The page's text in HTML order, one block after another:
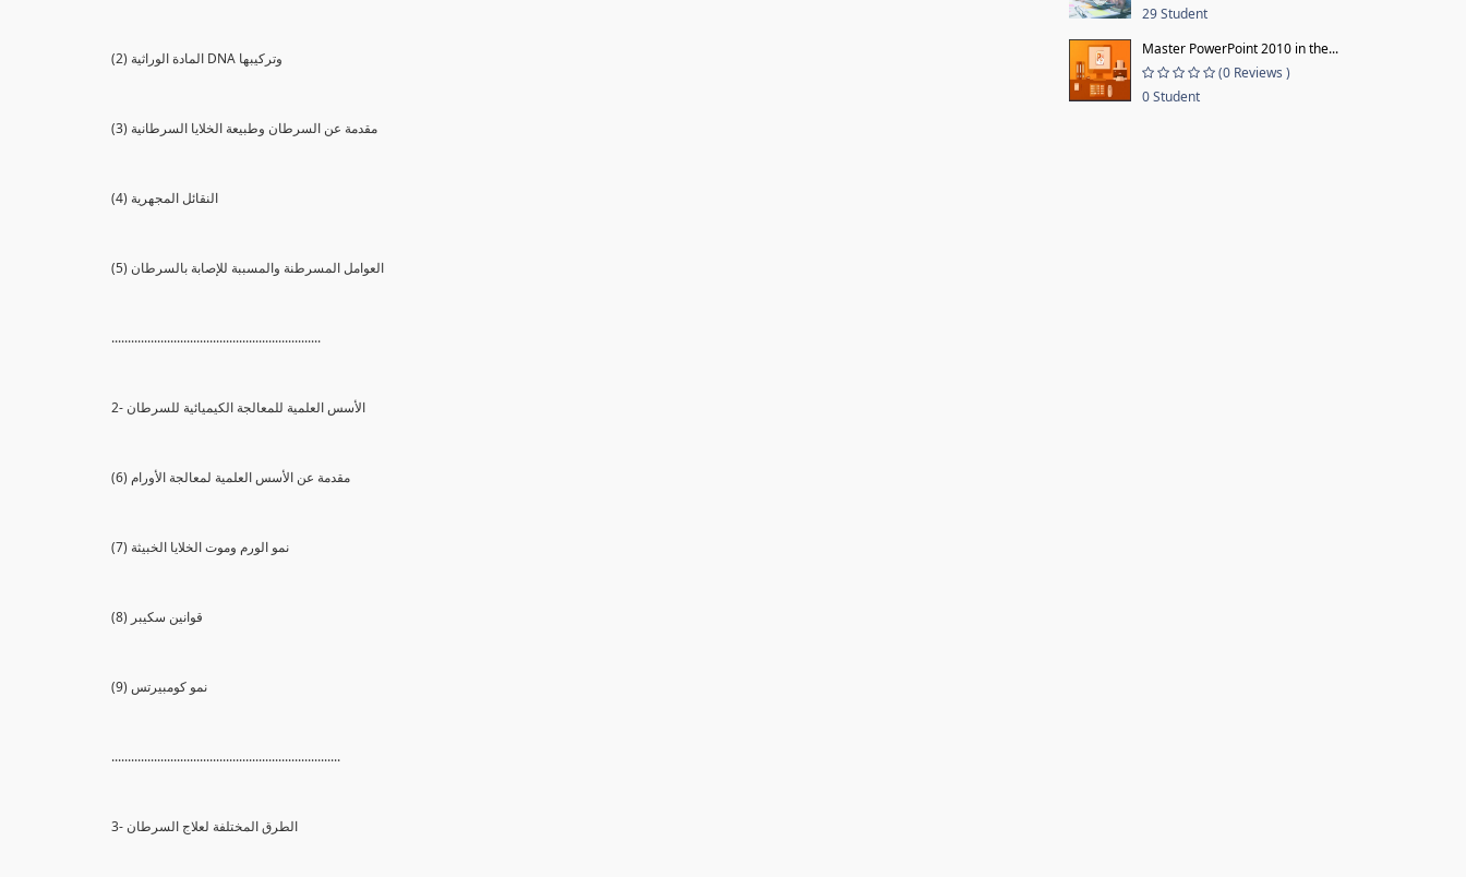
(2) المادة الوراثية DNA وتركيبها
(3) مقدمة عن السرطان وطبيعة الخلايا السرطانية
(4) النقائل المجهرية
(5) العوامل المسرطنة والمسببة للإصابة بالسرطان
................................................................
2- الأسس العلمية للمعالجة الكيميائية للسرطان
(6) مقدمة عن الأسس العلمية لمعالجة الأورام
(7) نمو الورم وموت الخلايا الخبيثة
(8) قوانين سكيبر
(9) نمو كومبيرتس
......................................................................
3- الطرق المختلفة لعلاج السرطان
29 Student
Master PowerPoint 2010 in the...
(0 Reviews )
0 Student